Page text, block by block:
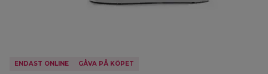
ENDAST ONLINE GÅVA PÅ KÖPET